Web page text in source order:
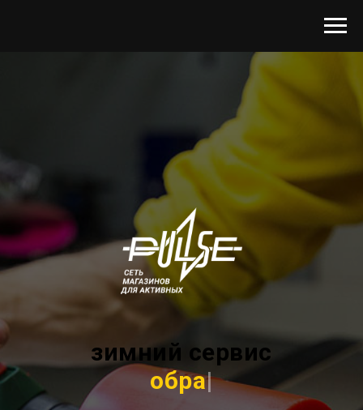
зимний сервис
шлифовка скользящей
пове|